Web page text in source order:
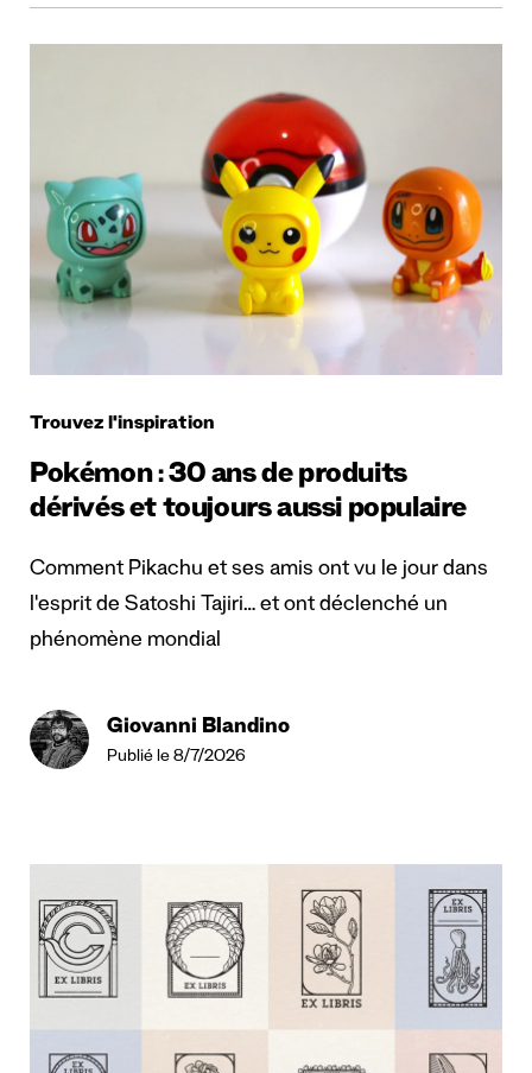
Trouvez l'inspiration
Pokémon : 30 ans de produits
dérivés et toujours aussi populaire
Comment Pikachu et ses amis ont vu le jour dans
l'esprit de Satoshi Tajiri… et ont déclenché un
phénomène mondial
Giovanni Blandino
Publié le 8/7/2026